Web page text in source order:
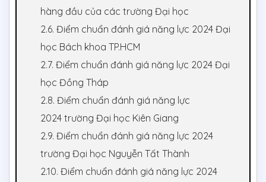
hàng đầu của các trường Đại học
2.6. Điểm chuẩn đánh giá năng lực 2024 Đại
học Bách khoa TP.HCM
2.7. Điểm chuẩn đánh giá năng lực 2024 Đại
học Đồng Tháp
2.8. Điểm chuẩn đánh giá năng lực
2024 trường Đại học Kiên Giang
2.9. Điểm chuẩn đánh giá năng lực 2024
trường Đại học Nguyễn Tất Thành
2.10. Điểm chuẩn đánh giá năng lực 2024